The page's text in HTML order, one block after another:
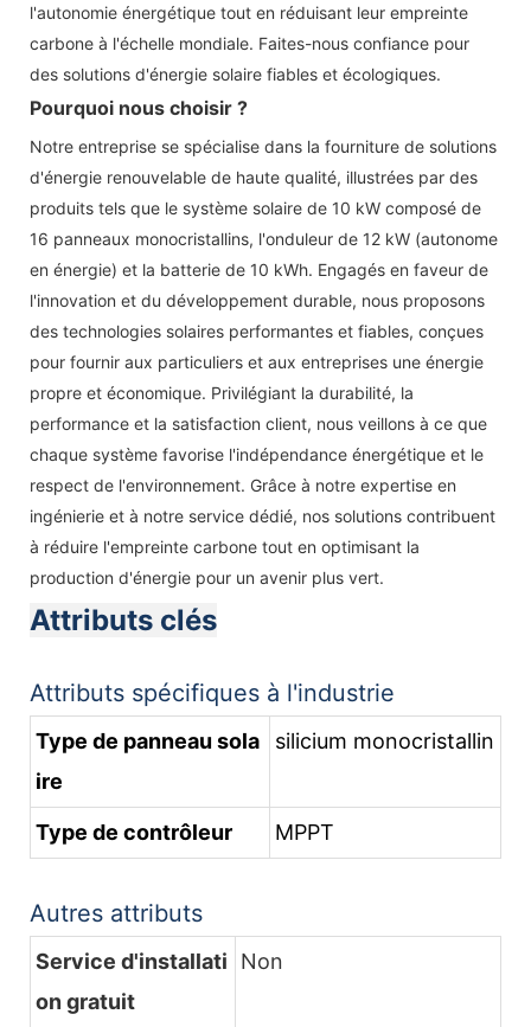
l'autonomie énergétique tout en réduisant leur empreinte
carbone à l'échelle mondiale. Faites-nous confiance pour
des solutions d'énergie solaire fiables et écologiques.
Pourquoi nous choisir ?
Notre entreprise se spécialise dans la fourniture de solutions
d'énergie renouvelable de haute qualité, illustrées par des
produits tels que le système solaire de 10 kW composé de
16 panneaux monocristallins, l'onduleur de 12 kW (autonome
en énergie) et la batterie de 10 kWh. Engagés en faveur de
l'innovation et du développement durable, nous proposons
des technologies solaires performantes et fiables, conçues
pour fournir aux particuliers et aux entreprises une énergie
propre et économique. Privilégiant la durabilité, la
performance et la satisfaction client, nous veillons à ce que
chaque système favorise l'indépendance énergétique et le
respect de l'environnement. Grâce à notre expertise en
ingénierie et à notre service dédié, nos solutions contribuent
à réduire l'empreinte carbone tout en optimisant la
production d'énergie pour un avenir plus vert.
Attributs clés
Attributs spécifiques à l'industrie
Type de panneau sola
ire
silicium monocristallin
Type de contrôleur MPPT
Autres attributs
Service d'installati
on gratuit
Non